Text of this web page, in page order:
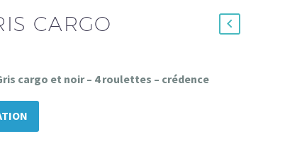
CARGO
cargo et noir – 4 roulettes – crédence